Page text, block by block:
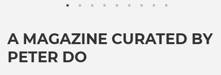
A MAGAZINE CURATED BY
PETER DO